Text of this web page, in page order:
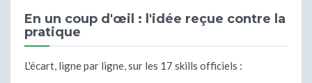
En un coup d'œil : l'idée reçue contre la
pratique
L'écart, ligne par ligne, sur les 17 skills officiels :